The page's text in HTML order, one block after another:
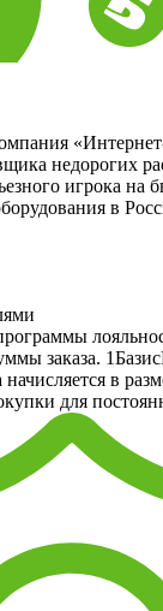
недорогих
игрока на
в
заказа.
в
для